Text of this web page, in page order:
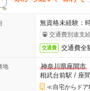
無資格未経験
交通費別途支
交通費 交通費全
地
神奈川県座間市
相武台前駅 / 座
≪自宅からドア